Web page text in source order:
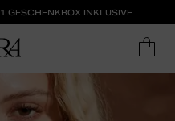
1 GESCHENKBOX INKLUSIVE